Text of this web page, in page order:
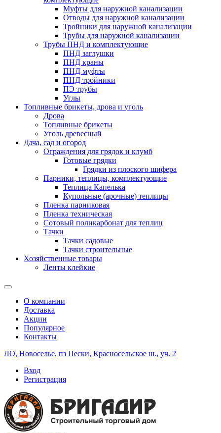
Муфты для наружной канализации
Отводы для наружной канализации
Тройники для наружной канализации
Трубы для наружной канализации
Трубы ПНД и комплектующие
ПНД заглушки
ПНД краны
ПНД муфты
ПНД тройники
ПЭ трубы
Углы
Топливные брикеты, дрова и уголь
Дрова
Топливные брикеты
Уголь древесный
Дача, сад и огород
Ограждения для грядок и клумб
Готовые грядки
Грядки из плоского шифера
Парники, теплицы, комплектующие
Теплица Капелька
Купольные (арочные) теплицы
Пленка парниковая
Пленка техническая
Сотовый поликарбонат для теплиц
Тачки
Тачки садовые
Тачки строительные
Хозяйственные товары
Ленты клейкие
О компании
Доставка
Акции
Популярное
Контакты
ЛО, Новоселье, пз Пески, Красносельское ш., уч. 2
Вход
Регистрация